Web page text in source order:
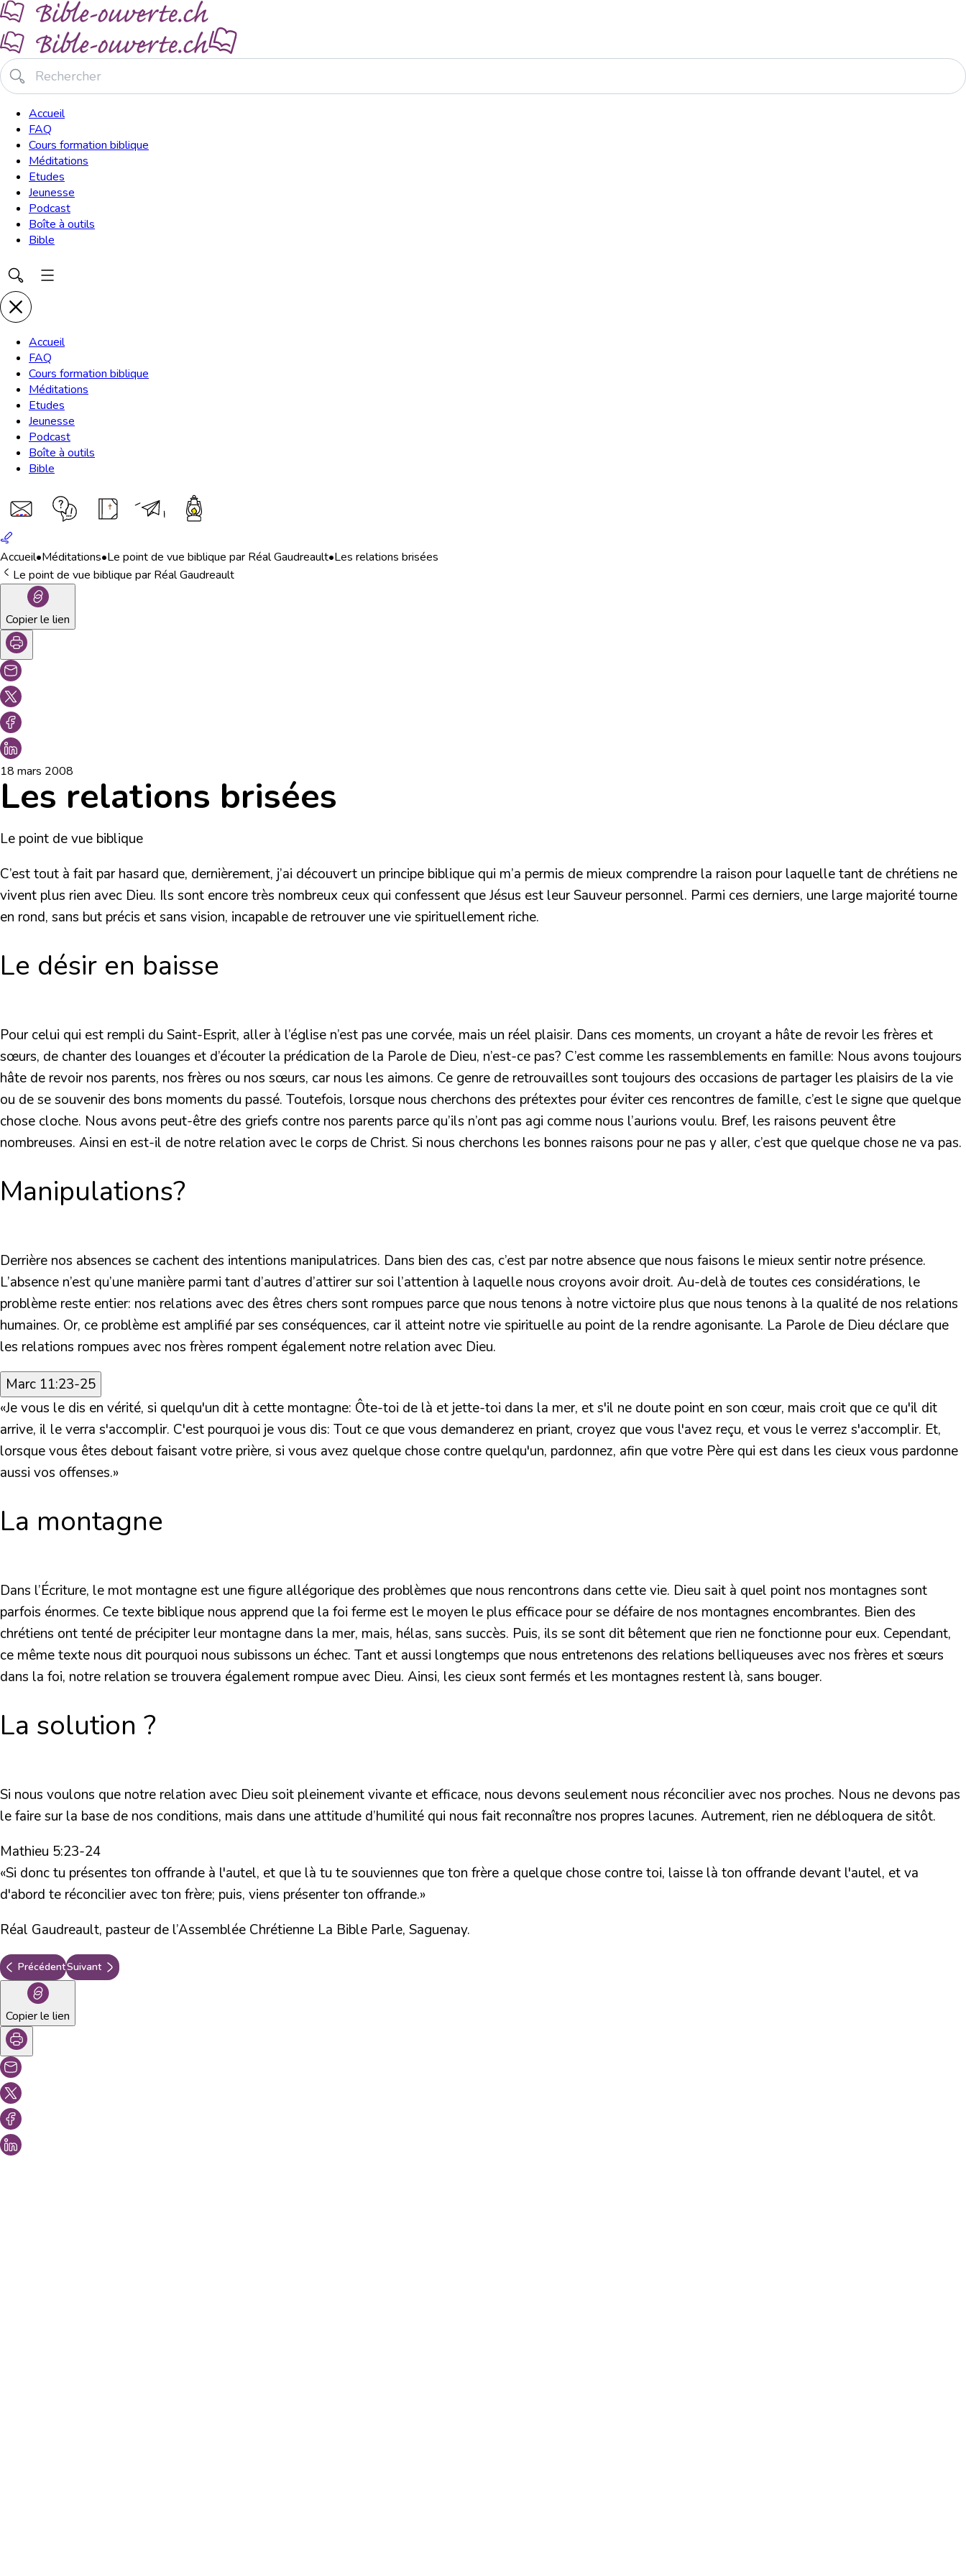
Accueil
FAQ
Cours formation biblique
Méditations
Etudes
Jeunesse
Podcast
Boîte à outils
Bible
Accueil
FAQ
Cours formation biblique
Méditations
Etudes
Jeunesse
Podcast
Boîte à outils
Bible
Accueil•Méditations•Le point de vue biblique par Réal Gaudreault•Les relations brisées
Le point de vue biblique par Réal Gaudreault
Copier le lien
18 mars 2008
Les relations brisées
Le point de vue biblique
C’est tout à fait par hasard que, dernièrement, j’ai découvert un principe biblique qui m’a permis de mieux comprendre la raison pour laquelle tant de chrétiens ne
vivent plus rien avec Dieu. Ils sont encore très nombreux ceux qui confessent que Jésus est leur Sauveur personnel. Parmi ces derniers, une large majorité tourne
en rond, sans but précis et sans vision, incapable de retrouver une vie spirituellement riche.
Le désir en baisse
Pour celui qui est rempli du Saint-Esprit, aller à l’église n’est pas une corvée, mais un réel plaisir. Dans ces moments, un croyant a hâte de revoir les frères et
sœurs, de chanter des louanges et d’écouter la prédication de la Parole de Dieu, n’est-ce pas? C’est comme les rassemblements en famille: Nous avons toujours
hâte de revoir nos parents, nos frères ou nos sœurs, car nous les aimons. Ce genre de retrouvailles sont toujours des occasions de partager les plaisirs de la vie
ou de se souvenir des bons moments du passé. Toutefois, lorsque nous cherchons des prétextes pour éviter ces rencontres de famille, c’est le signe que quelque
chose cloche. Nous avons peut-être des griefs contre nos parents parce qu’ils n’ont pas agi comme nous l’aurions voulu. Bref, les raisons peuvent être
nombreuses. Ainsi en est-il de notre relation avec le corps de Christ. Si nous cherchons les bonnes raisons pour ne pas y aller, c’est que quelque chose ne va pas.
Manipulations?
Derrière nos absences se cachent des intentions manipulatrices. Dans bien des cas, c’est par notre absence que nous faisons le mieux sentir notre présence.
L’absence n’est qu’une manière parmi tant d’autres d’attirer sur soi l’attention à laquelle nous croyons avoir droit. Au-delà de toutes ces considérations, le
problème reste entier: nos relations avec des êtres chers sont rompues parce que nous tenons à notre victoire plus que nous tenons à la qualité de nos relations
humaines. Or, ce problème est amplifié par ses conséquences, car il atteint notre vie spirituelle au point de la rendre agonisante. La Parole de Dieu déclare que
les relations rompues avec nos frères rompent également notre relation avec Dieu.
Marc 11:23-25
«Je vous le dis en vérité, si quelqu'un dit à cette montagne: Ôte-toi de là et jette-toi dans la mer, et s'il ne doute point en son cœur, mais croit que ce qu'il dit
arrive, il le verra s'accomplir. C'est pourquoi je vous dis: Tout ce que vous demanderez en priant, croyez que vous l'avez reçu, et vous le verrez s'accomplir. Et,
lorsque vous êtes debout faisant votre prière, si vous avez quelque chose contre quelqu'un, pardonnez, afin que votre Père qui est dans les cieux vous pardonne
aussi vos offenses.»
La montagne
Dans l’Écriture, le mot montagne est une figure allégorique des problèmes que nous rencontrons dans cette vie. Dieu sait à quel point nos montagnes sont
parfois énormes. Ce texte biblique nous apprend que la foi ferme est le moyen le plus efficace pour se défaire de nos montagnes encombrantes. Bien des
chrétiens ont tenté de précipiter leur montagne dans la mer, mais, hélas, sans succès. Puis, ils se sont dit bêtement que rien ne fonctionne pour eux. Cependant,
ce même texte nous dit pourquoi nous subissons un échec. Tant et aussi longtemps que nous entretenons des relations belliqueuses avec nos frères et sœurs
dans la foi, notre relation se trouvera également rompue avec Dieu. Ainsi, les cieux sont fermés et les montagnes restent là, sans bouger.
La solution ?
Si nous voulons que notre relation avec Dieu soit pleinement vivante et efficace, nous devons seulement nous réconcilier avec nos proches. Nous ne devons pas
le faire sur la base de nos conditions, mais dans une attitude d’humilité qui nous fait reconnaître nos propres lacunes. Autrement, rien ne débloquera de sitôt.
Mathieu 5:23-24
«Si donc tu présentes ton offrande à l'autel, et que là tu te souviennes que ton frère a quelque chose contre toi, laisse là ton offrande devant l'autel, et va
d'abord te réconcilier avec ton frère; puis, viens présenter ton offrande.»
Réal Gaudreault, pasteur de l’Assemblée Chrétienne La Bible Parle, Saguenay.
PrécédentSuivant
Copier le lien